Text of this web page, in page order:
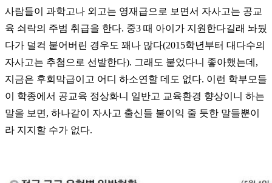
사람들이 과학고나 외고는 영재급으로 보면서 자사고는 공교
육 쇠락의 주범 취급을 한다. 중3 때 아이가 지원한다길래 놔뒀
다가 덜컥 붙어버린 경우도 꽤나 많다(2015학년부터 대다수의
자사고는 추첨으로 선발한다). 그래도 붙었다니 좋아했는데,
지금은 후회막급이고 어디 하소연할 데도 없다. 이런 학부모들
이 학종에서 공교육 정상화니 일반고 교육환경 향상이니 하는
말을 보면, 하나같이 자사고 출신들 불이익 줄 듯한 말들뿐이
라 지지할 수가 없다.